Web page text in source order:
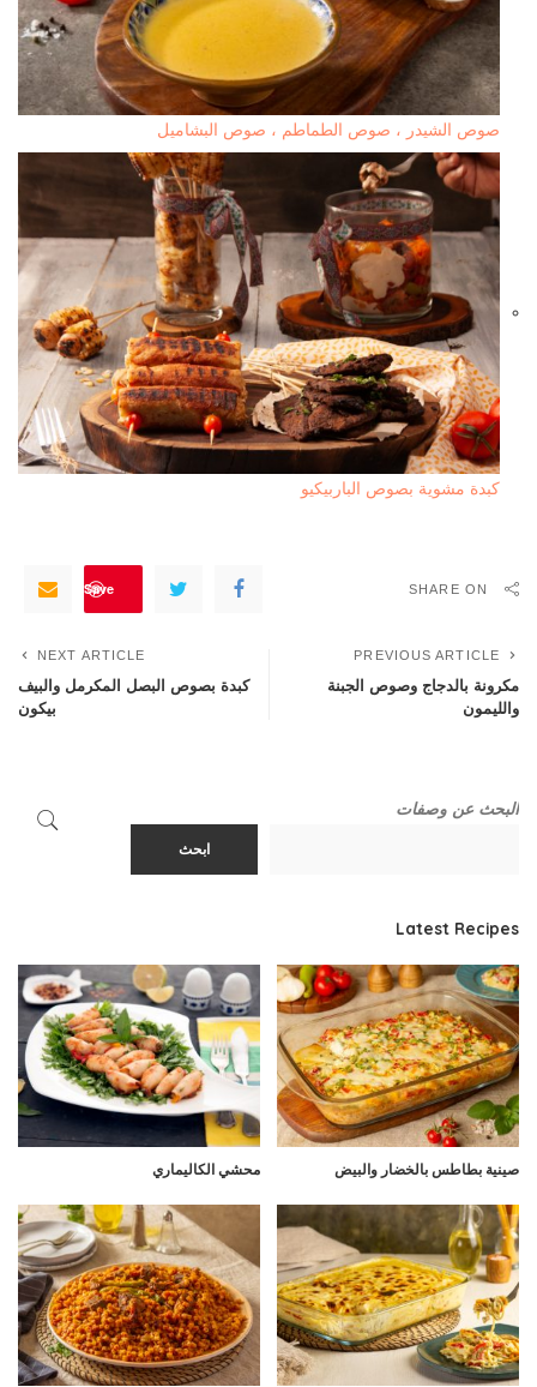
صوص الشيدر ، صوص الطماطم ، صوص البشاميل
كبدة مشوية بصوص الباربيكيو
SHARE ON
Save
PREVIOUS ARTICLE
مكرونة بالدجاج وصوص الجبنة
والليمون
NEXT ARTICLE
كبدة بصوص البصل المكرمل والبيف
بيكون
البحث عن وصفات
ابحث
Latest Recipes
صينية بطاطس بالخضار والبيض محشي الكاليماري